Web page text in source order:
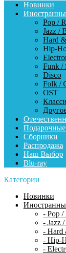
Новинки
Pop /
Jazz /
Hard
Hip-
Funk /
Disco
Folk /
OST
Подарочные
Сборники
Распродажа
Наш Выбор
Blu-ray
Категории
Новинки
- Pop /
- Jazz
- Hard
- Hip-
-